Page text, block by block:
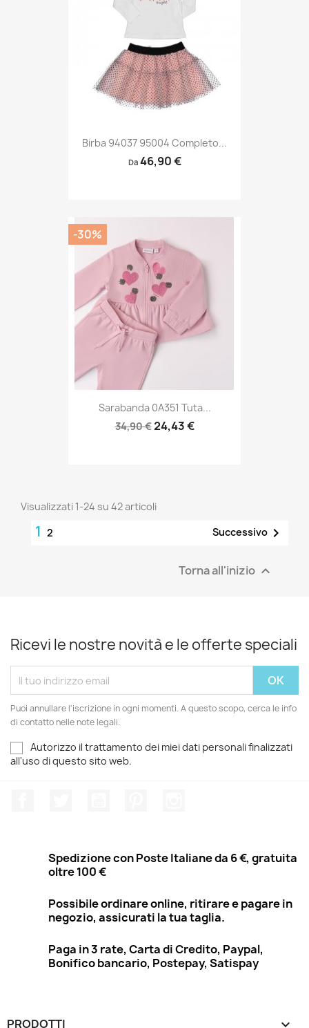
Birba 94037 95004 Completo...
Da 46,90 €
Sarabanda 0A351 Tuta...
34,90 €24,43 €
-30%
Visualizzati 1-24 su 42 articoli
1 2 Successivo 
Torna all'inizio 
Ricevi le nostre novità e le offerte speciali
Puoi annullare l'iscrizione in ogni momenti. A questo scopo, cerca le info
di contatto nelle note legali.
Autorizzo il trattamento dei miei dati personali finalizzati
all'uso di questo sito web.
Spedizione con Poste Italiane da 6 €, gratuita
oltre 100 €
Possibile ordinare online, ritirare e pagare in
negozio, assicurati la tua taglia.
Paga in 3 rate, Carta di Credito, Paypal,
Bonifico bancario, Postepay, Satispay
PRODOTTI 